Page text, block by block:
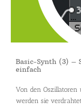
Basic-Synth (3) –
einfach
Von den
werden sie